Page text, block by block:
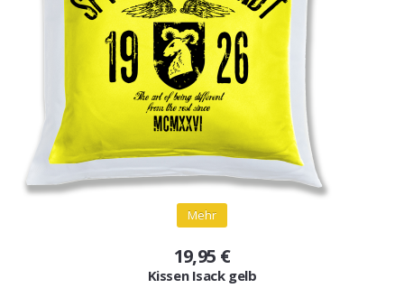
Mehr
19,95 €
Kissen Isack gelb